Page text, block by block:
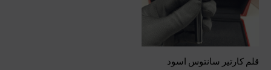
قلم كارتير سانتوس اسود